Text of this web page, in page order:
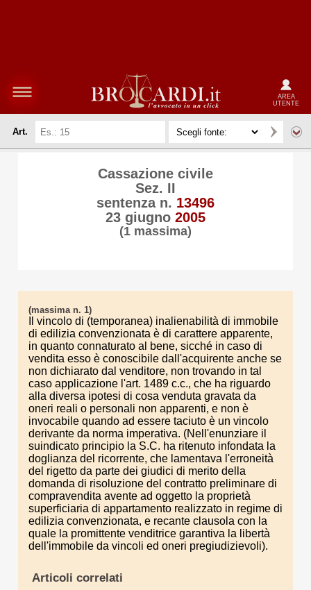
AREA
UTENTE
Art.
Cassazione civile
Sez. II
sentenza n. 13496
23 giugno 2005
(1 massima)
(massima n. 1)
Il vincolo di (temporanea) inalienabilità di immobile
di edilizia convenzionata è di carattere apparente,
in quanto connaturato al bene, sicché in caso di
vendita esso è conoscibile dall'acquirente anche se
non dichiarato dal venditore, non trovando in tal
caso applicazione l'art. 1489 c.c., che ha riguardo
alla diversa ipotesi di cosa venduta gravata da
oneri reali o personali non apparenti, e non è
invocabile quando ad essere taciuto è un vincolo
derivante da norma imperativa. (Nell'enunziare il
suindicato principio la S.C. ha ritenuto infondata la
doglianza del ricorrente, che lamentava l'erroneità
del rigetto da parte dei giudici di merito della
domanda di risoluzione del contratto preliminare di
compravendita avente ad oggetto la proprietà
superficiaria di appartamento realizzato in regime di
edilizia convenzionata, e recante clausola con la
quale la promittente venditrice garantiva la libertà
dell'immobile da vincoli ed oneri pregiudizievoli).
Articoli correlati